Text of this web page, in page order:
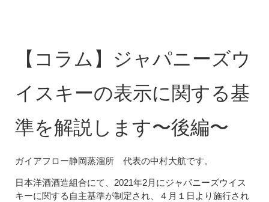
【コラム】ジャパニーズウ
イスキーの表示に関する基
準を解説します〜後編〜
ガイアフロー静岡蒸溜所 代表の中村大航です。
日本洋酒酒造組合にて、2021年2月にジャパニーズウイス
キーに関する自主基準が制定され、４月１日より施行され